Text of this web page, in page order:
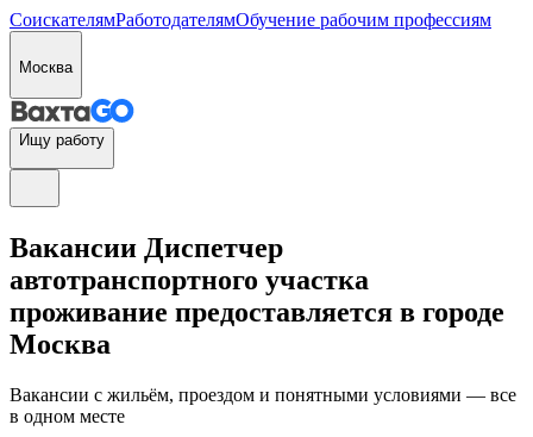
СоискателямРаботодателямОбучение рабочим профессиям
Москва
Ищу работу
Вакансии Диспетчер
автотранспортного участка
проживание предоставляется в городе
Москва
Вакансии с жильём, проездом и понятными условиями — все
в одном месте